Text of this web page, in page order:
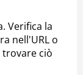
Verifica la
nell'URL o
ciò